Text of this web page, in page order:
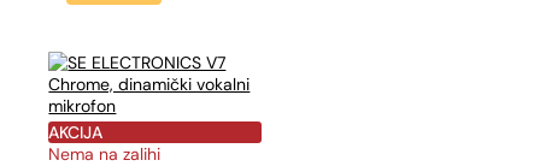
AKCIJA
Nema na zalihi